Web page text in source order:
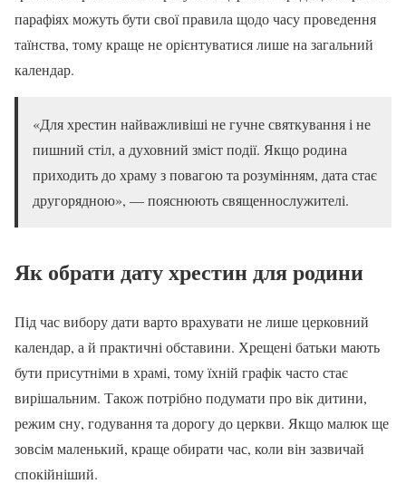
парафіях можуть бути свої правила щодо часу проведення
таїнства, тому краще не орієнтуватися лише на загальний
календар.
«Для хрестин найважливіші не гучне святкування і не
пишний стіл, а духовний зміст події. Якщо родина
приходить до храму з повагою та розумінням, дата стає
другорядною», — пояснюють священнослужителі.
Як обрати дату хрестин для родини
Під час вибору дати варто врахувати не лише церковний
календар, а й практичні обставини. Хрещені батьки мають
бути присутніми в храмі, тому їхній графік часто стає
вирішальним. Також потрібно подумати про вік дитини,
режим сну, годування та дорогу до церкви. Якщо малюк ще
зовсім маленький, краще обирати час, коли він зазвичай
спокійніший.